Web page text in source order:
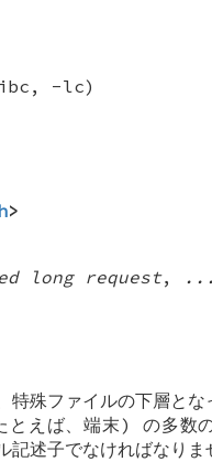
-lc)
>
long request, ...
殊ファイルの下層とな
とえば、端末) の多数
述子でなければなりま